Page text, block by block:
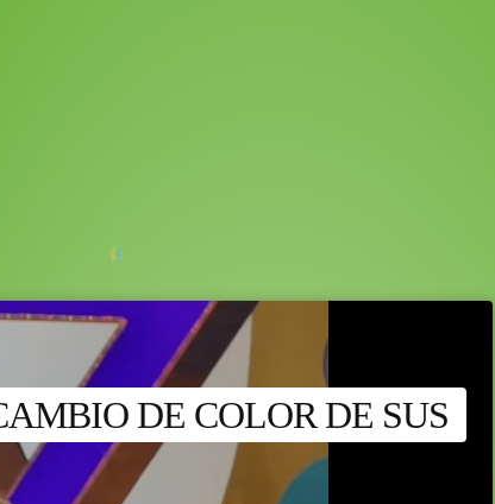
DE COLOR DE SUS